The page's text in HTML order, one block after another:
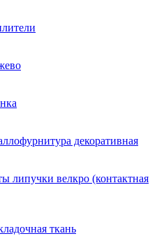
декоративная
липучки велкро (контактная
ткань